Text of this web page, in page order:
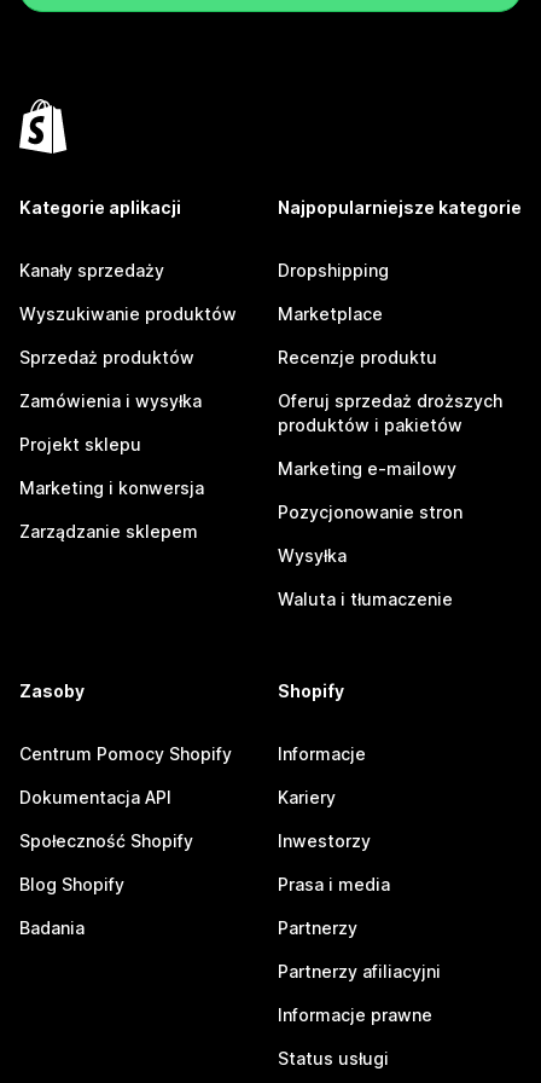
Kategorie aplikacji
Kanały sprzedaży
Wyszukiwanie produktów
Sprzedaż produktów
Zamówienia i wysyłka
Projekt sklepu
Marketing i konwersja
Zarządzanie sklepem
Najpopularniejsze kategorie
Dropshipping
Marketplace
Recenzje produktu
Oferuj sprzedaż droższych
produktów i pakietów
Marketing e-mailowy
Pozycjonowanie stron
Wysyłka
Waluta i tłumaczenie
Zasoby
Centrum Pomocy Shopify
Dokumentacja API
Społeczność Shopify
Blog Shopify
Badania
Shopify
Informacje
Kariery
Inwestorzy
Prasa i media
Partnerzy
Partnerzy afiliacyjni
Informacje prawne
Status usługi